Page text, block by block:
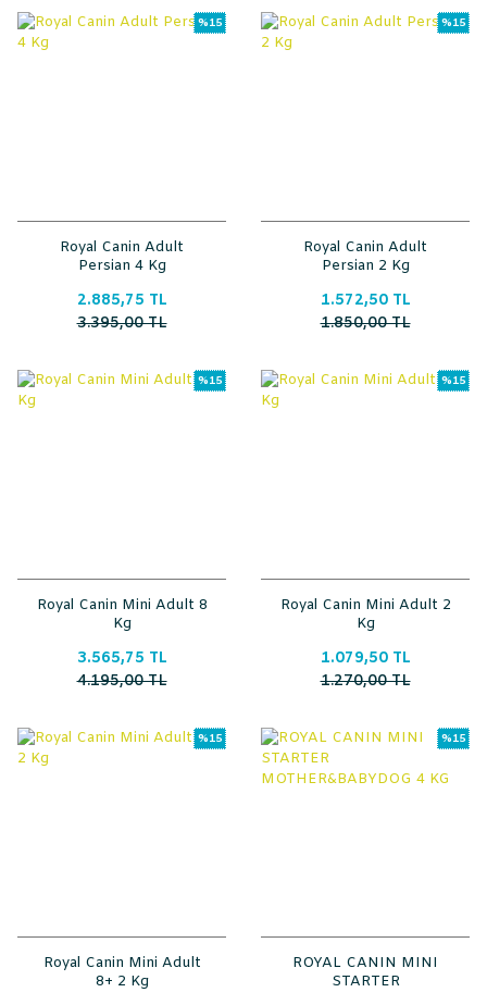
%15
Royal Canin Adult
Persian 4 Kg
2.885,75 TL
3.395,00 TL
%15
Royal Canin Adult
Persian 2 Kg
1.572,50 TL
1.850,00 TL
%15
Royal Canin Mini Adult 8
Kg
3.565,75 TL
4.195,00 TL
%15
Royal Canin Mini Adult 2
Kg
1.079,50 TL
1.270,00 TL
%15
Royal Canin Mini Adult
8+ 2 Kg
%15
ROYAL CANIN MINI
STARTER